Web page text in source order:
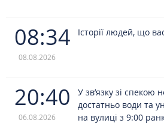
08:34
08.08.2026
Історії людей, що
20:40
06.08.2026
У зв’язку зі спекою
достатньо води та
на вулиці з 9:00